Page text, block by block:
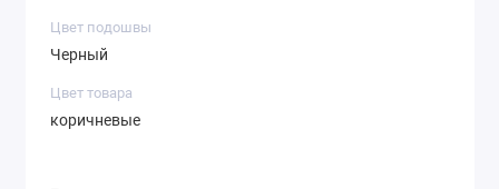
Цвет подошвы
Черный
Цвет товара
коричневые